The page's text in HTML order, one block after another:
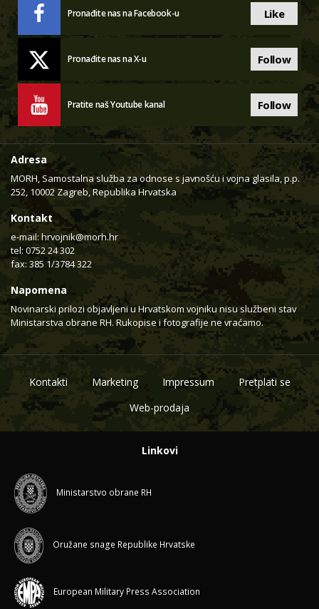
Pronađite nas na Facebook-u Like
Pronađite nas na X-u Follow
Pratite naš Youtube kanal Follow
Adresa
MORH, Samostalna služba za odnose s javnošću i vojna glasila, p.p.
252, 10002 Zagreb, Republika Hrvatska
Kontakt
e-mail: hrvojnik@morh.hr
tel: 0752 24 302
fax: 385 1/3784 322
Napomena
Novinarski prilozi objavljeni u Hrvatskom vojniku nisu službeni stav
Ministarstva obrane RH. Rukopise i fotografije ne vraćamo.
Kontakti Marketing Impressum
Pretplati se
Web-prodaja
Linkovi
Ministarstvo obrane RH
Oružane snage Republike Hrvatske
European Military Press Association